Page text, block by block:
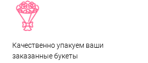
Качественно упакуем ваши
заказанные букеты